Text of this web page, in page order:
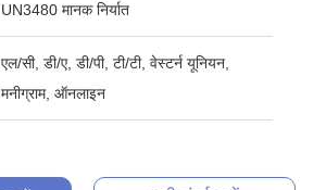
UN3480 मानक निर्यात
एल/सी, डी/ए, डी/पी, टी/टी, वेस्टर्न यूनियन,
मनीग्राम, ऑनलाइन